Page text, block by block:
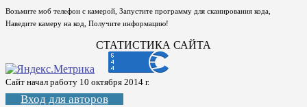
Возьмите моб телефон с камерой, Запустите программу для сканирования кода,
Наведите камеру на код, Получите информацию!
СТАТИСТИКА САЙТА
Сайт начал работу 10 октября 2014 г.
Вход для авторов